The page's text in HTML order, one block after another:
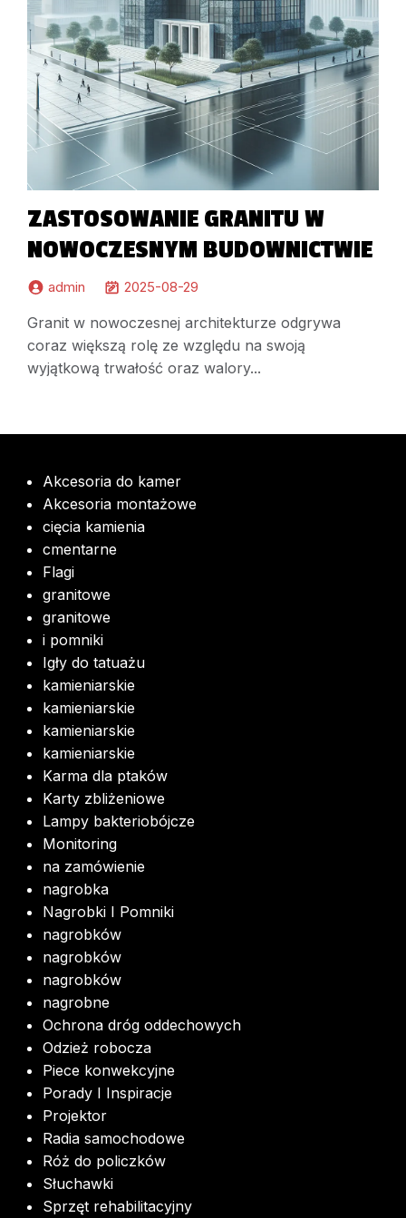
ZASTOSOWANIE GRANITU W
NOWOCZESNYM BUDOWNICTWIE
admin 2025-08-29
Granit w nowoczesnej architekturze odgrywa
coraz większą rolę ze względu na swoją
wyjątkową trwałość oraz walory...
Akcesoria do kamer
Akcesoria montażowe
cięcia kamienia
cmentarne
Flagi
granitowe
granitowe
i pomniki
Igły do tatuażu
kamieniarskie
kamieniarskie
kamieniarskie
kamieniarskie
Karma dla ptaków
Karty zbliżeniowe
Lampy bakteriobójcze
Monitoring
na zamówienie
nagrobka
Nagrobki I Pomniki
nagrobków
nagrobków
nagrobków
nagrobne
Ochrona dróg oddechowych
Odzież robocza
Piece konwekcyjne
Porady I Inspiracje
Projektor
Radia samochodowe
Róż do policzków
Słuchawki
Sprzęt rehabilitacyjny